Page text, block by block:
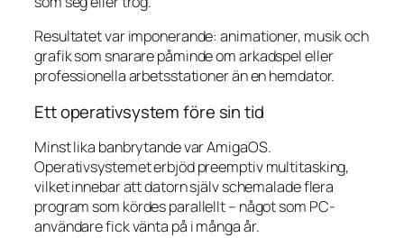
Resultatet var imponerande: animationer, musik och
grafik som snarare påminde om arkadspel eller
professionella arbetsstationer än en hemdator.
Ett operativsystem före sin tid
Minst lika banbrytande var AmigaOS.
Operativsystemet erbjöd preemptiv multitasking,
vilket innebar att datorn själv schemalade flera
program som kördes parallellt – något som PC-
användare fick vänta på i många år.